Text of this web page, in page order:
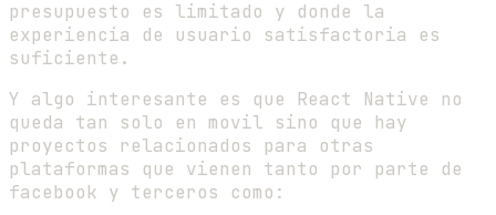
presupuesto es limitado y donde la
experiencia de usuario satisfactoria es
suficiente.
Y algo interesante es que React Native no
queda tan solo en movil sino que hay
proyectos relacionados para otras
plataformas que vienen tanto por parte de
facebook y terceros como: